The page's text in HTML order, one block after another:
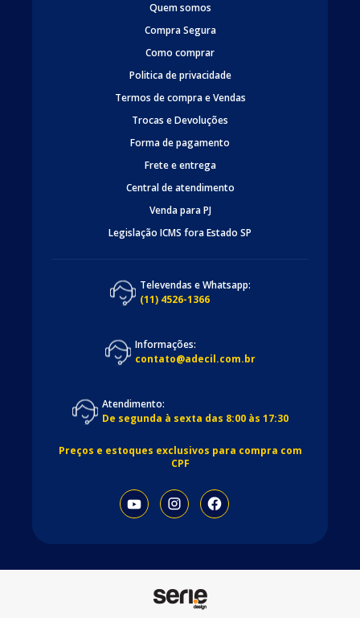
Quem somos
Compra Segura
Como comprar
Politica de privacidade
Termos de compra e Vendas
Trocas e Devoluções
Forma de pagamento
Frete e entrega
Central de atendimento
Venda para PJ
Legislação ICMS fora Estado SP
Televendas e Whatsapp:
(11) 4526-1366
Informações:
contato@adecil.com.br
Atendimento:
De segunda à sexta das 8:00 às 17:30
Preços e estoques exclusivos para compra com
CPF